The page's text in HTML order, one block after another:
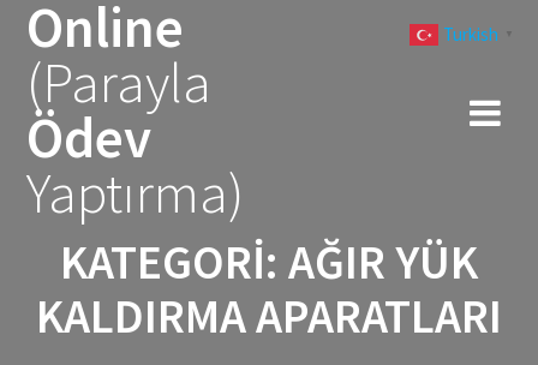
Online
(Parayla
Ödev
Yaptırma)
KATEGORI: AĞIR YÜK
KALDIRMA APARATLARI
Turkish ▼